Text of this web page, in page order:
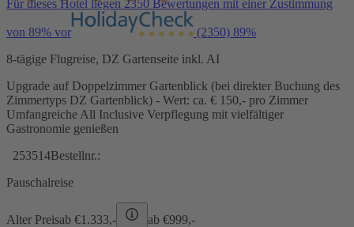
Für dieses Hotel liegen 2350 Bewertungen mit einer Zustimmung
von 89% vor (2350) 89%
8-tägige Flugreise, DZ Gartenseite inkl. AI
Upgrade auf Doppelzimmer Gartenblick (bei direkter Buchung des
Zimmertyps DZ Gartenblick) - Wert: ca. € 150,- pro Zimmer
Umfangreiche All Inclusive Verpflegung mit vielfältiger
Gastronomie genießen
253514Bestellnr.:
Pauschalreise
Alter Preisab €1.333,- ab €999,-